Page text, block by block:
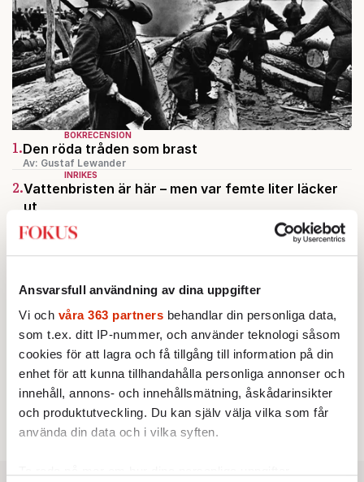
Ansvarsfull användning av dina uppgifter
Vi och våra 363 partners behandlar din personliga data,
som t.ex. ditt IP-nummer, och använder teknologi såsom
cookies för att lagra och få tillgång till information på din
enhet för att kunna tillhandahålla personliga annonser och
innehåll, annons- och innehållsmätning, åskådarinsikter
och produktutveckling. Du kan själv välja vilka som får
använda din data och i vilka syften.
BOKRECENSION
1.Den röda tråden som brast
Av: Gustaf Lewander
INRIKES
2.Vattenbristen är här – men var femte liter läcker
ut
KRÖNIKA
3.
Ja, AC är ett hot mot den
4.Nina Lekander:På ”Kommunisthögskolan” drömde
alla om att vara arbetarklass
5.Bitte Assarmo:Sagan om den lågbegåvade
ursprungsbefolkningen i Filipstad
KRÖNIKA
6. Sakine Madon:
Efter islamistdådet oroar sig
vänstern för Agnes Wold